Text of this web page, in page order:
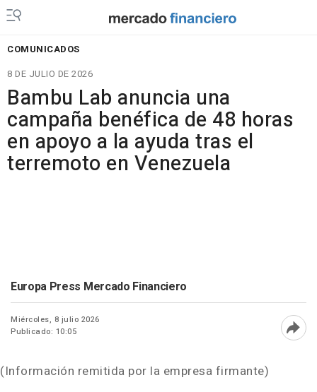
COMUNICADOS
8 DE JULIO DE 2026
Bambu Lab anuncia una
campaña benéfica de 48 horas
en apoyo a la ayuda tras el
terremoto en Venezuela
Europa Press Mercado Financiero
Miércoles, 8 julio 2026
Publicado: 10:05
(Información remitida por la empresa firmante)